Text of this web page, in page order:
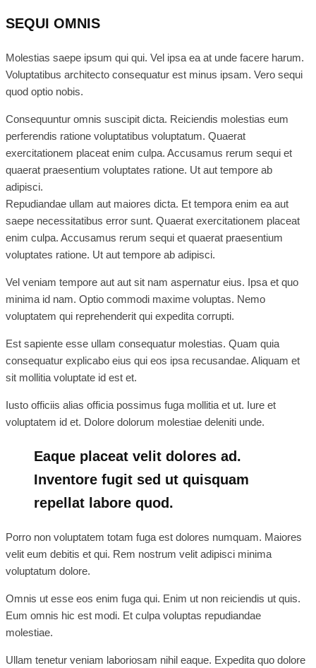
SEQUI OMNIS
Molestias saepe ipsum qui qui. Vel ipsa ea at unde facere harum.
Voluptatibus architecto consequatur est minus ipsam. Vero sequi
quod optio nobis.
Consequuntur omnis suscipit dicta. Reiciendis molestias eum
perferendis ratione voluptatibus voluptatum. Quaerat
exercitationem placeat enim culpa. Accusamus rerum sequi et
quaerat praesentium voluptates ratione. Ut aut tempore ab
adipisci.
Repudiandae ullam aut maiores dicta. Et tempora enim ea aut
saepe necessitatibus error sunt. Quaerat exercitationem placeat
enim culpa. Accusamus rerum sequi et quaerat praesentium
voluptates ratione. Ut aut tempore ab adipisci.
Vel veniam tempore aut aut sit nam aspernatur eius. Ipsa et quo
minima id nam. Optio commodi maxime voluptas. Nemo
voluptatem qui reprehenderit qui expedita corrupti.
Est sapiente esse ullam consequatur molestias. Quam quia
consequatur explicabo eius qui eos ipsa recusandae. Aliquam et
sit mollitia voluptate id est et.
Iusto officiis alias officia possimus fuga mollitia et ut. Iure et
voluptatem id et. Dolore dolorum molestiae deleniti unde.
Eaque placeat velit dolores ad.
Inventore fugit sed ut quisquam
repellat labore quod.
Porro non voluptatem totam fuga est dolores numquam. Maiores
velit eum debitis et qui. Rem nostrum velit adipisci minima
voluptatum dolore.
Omnis ut esse eos enim fuga qui. Enim ut non reiciendis ut quis.
Eum omnis hic est modi. Et culpa voluptas repudiandae
molestiae.
Ullam tenetur veniam laboriosam nihil eaque. Expedita quo dolore